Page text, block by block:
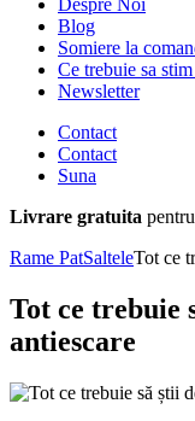
Blog
Somiere la
Ce trebuie sa
Newsletter
Contact
Contact
Suna
Livrare gratuita
Rame PatSalteleTot ce
Tot ce trebuie
antiescare